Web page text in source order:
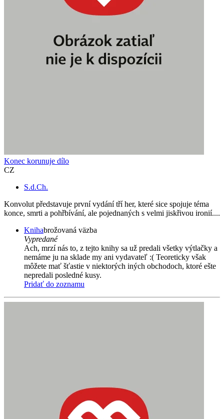
Konec korunuje dílo
CZ
S.d.Ch.
Konvolut představuje první vydání tří her, které sice spojuje téma
konce, smrti a pohřbívání, ale pojednaných s velmi jiskřivou ironií....
Knihabrožovaná väzba
Vypredané
Ach, mrzí nás to, z tejto knihy sa už predali všetky výtlačky a
nemáme ju na sklade my ani vydavateľ :( Teoreticky však
môžete mať šťastie v niektorých iných obchodoch, ktoré ešte
nepredali posledné kusy.
Pridať do zoznamu